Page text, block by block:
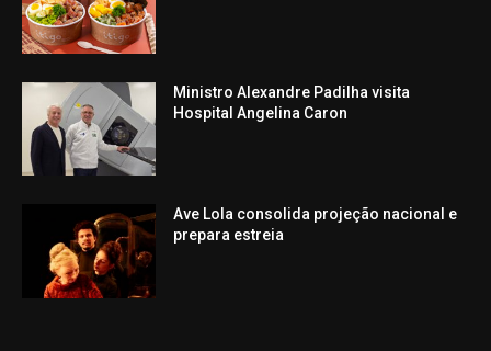
Ministro Alexandre Padilha visita
Hospital Angelina Caron
Ave Lola consolida projeção nacional e
prepara estreia